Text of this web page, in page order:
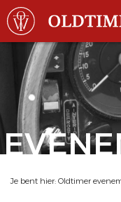
Je bent hier: Oldtimer